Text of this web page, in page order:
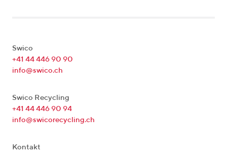
Swico
+41 44 446 90 90
info@swico.ch
Swico Recycling
+41 44 446 90 94
info@swicorecycling.ch
Kontakt